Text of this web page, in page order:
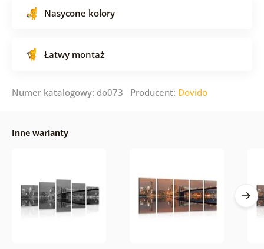
Nasycone kolory
Łatwy montaż
Numer katalogowy: do073 Producent: Dovido
Inne warianty